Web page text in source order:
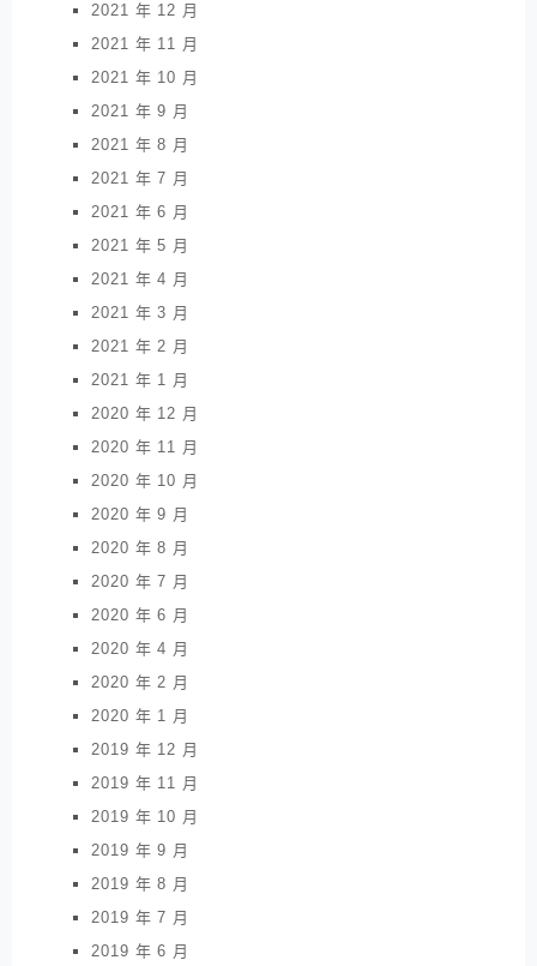
2021 年 12 月
2021 年 11 月
2021 年 10 月
2021 年 9 月
2021 年 8 月
2021 年 7 月
2021 年 6 月
2021 年 5 月
2021 年 4 月
2021 年 3 月
2021 年 2 月
2021 年 1 月
2020 年 12 月
2020 年 11 月
2020 年 10 月
2020 年 9 月
2020 年 8 月
2020 年 7 月
2020 年 6 月
2020 年 4 月
2020 年 2 月
2020 年 1 月
2019 年 12 月
2019 年 11 月
2019 年 10 月
2019 年 9 月
2019 年 8 月
2019 年 7 月
2019 年 6 月